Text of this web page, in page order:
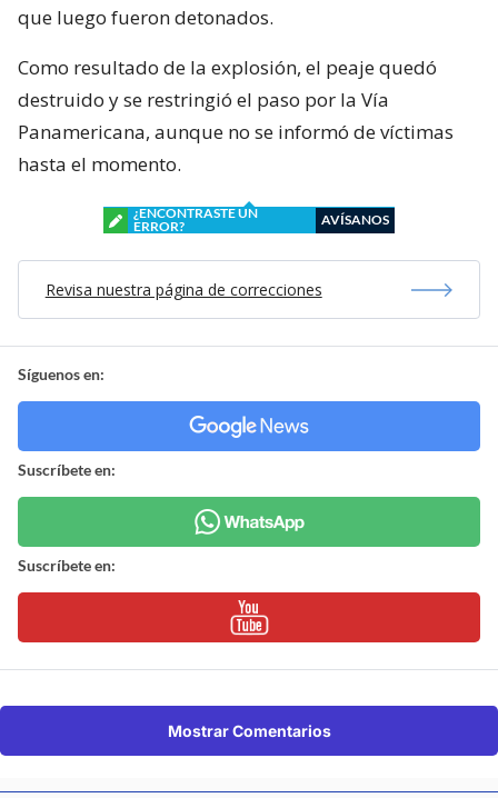
que luego fueron detonados.
Como resultado de la explosión, el peaje quedó
destruido y se restringió el paso por la Vía
Panamericana, aunque no se informó de víctimas
hasta el momento.
¿ENCONTRASTE UN
ERROR?
AVÍSANOS
Revisa nuestra página de correcciones
Síguenos en:
Suscríbete en:
Suscríbete en:
Mostrar Comentarios